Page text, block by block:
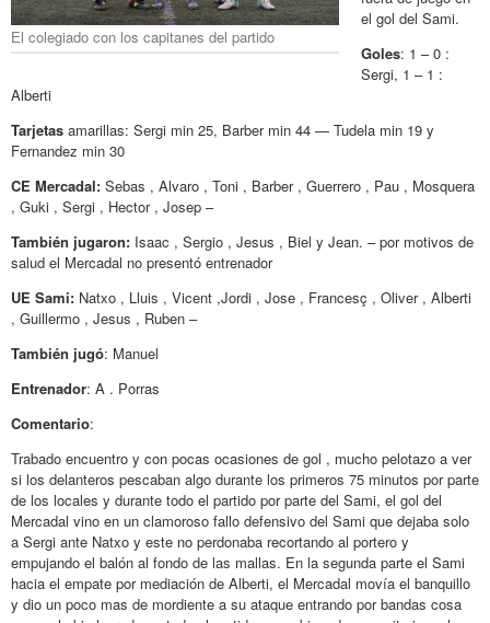
El colegiado con los capitanes del partido
el gol del Sami.
Goles: 1 – 0 :
Sergi, 1 – 1 :
Alberti
Tarjetas amarillas: Sergi min 25, Barber min 44 — Tudela min 19 y
Fernandez min 30
CE Mercadal: Sebas , Alvaro , Toni , Barber , Guerrero , Pau , Mosquera
, Guki , Sergi , Hector , Josep –
También jugaron: Isaac , Sergio , Jesus , Biel y Jean. – por motivos de
salud el Mercadal no presentó entrenador
UE Sami: Natxo , Lluis , Vicent ,Jordi , Jose , Francesç , Oliver , Alberti
, Guillermo , Jesus , Ruben –
También jugó: Manuel
Entrenador: A . Porras
Comentario:
Trabado encuentro y con pocas ocasiones de gol , mucho pelotazo a ver
si los delanteros pescaban algo durante los primeros 75 minutos por parte
de los locales y durante todo el partido por parte del Sami, el gol del
Mercadal vino en un clamoroso fallo defensivo del Sami que dejaba solo
a Sergi ante Natxo y este no perdonaba recortando al portero y
empujando el balón al fondo de las mallas. En la segunda parte el Sami
hacia el empate por mediación de Alberti, el Mercadal movía el banquillo
y dio un poco mas de mordiente a su ataque entrando por bandas cosa